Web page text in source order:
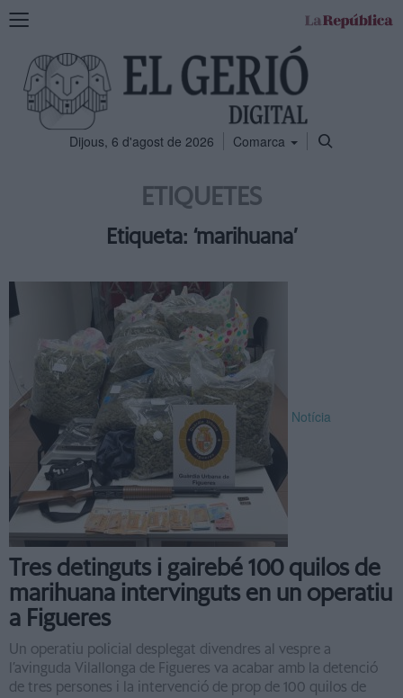
Mostra
navegació
Dijous, 6 d'agost de 2026 Comarca
ETIQUETES
Etiqueta: ‘marihuana’
Notícia
Tres detinguts i gairebé 100 quilos de
marihuana intervinguts en un operatiu
a Figueres
Un operatiu policial desplegat divendres al vespre a
l’avinguda Vilallonga de Figueres va acabar amb la detenció
de tres persones i la intervenció de prop de 100 quilos de